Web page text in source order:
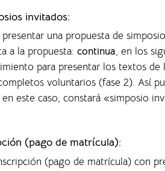
invitados:
presentar una propuesta de
a la propuesta:continua, en los
para presentar los textos
voluntarios (fase 2). Así
este caso, constará «simposio
(pago de matrícula):
(pago de matrícula) con